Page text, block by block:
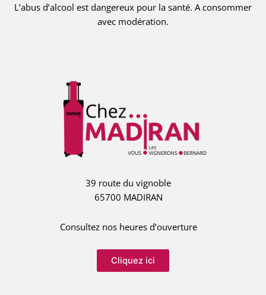
L’abus d’alcool est dangereux pour la santé. A consommer
avec modération.
39 route du vignoble
65700 MADIRAN
Consultez nos heures d’ouverture
Cliquez ici